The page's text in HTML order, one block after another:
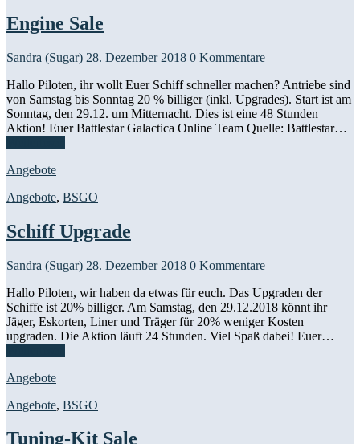
Engine Sale
Sandra (Sugar) 28. Dezember 2018 0 Kommentare
Hallo Piloten, ihr wollt Euer Schiff schneller machen? Antriebe sind
von Samstag bis Sonntag 20 % billiger (inkl. Upgrades). Start ist am
Sonntag, den 29.12. um Mitternacht. Dies ist eine 48 Stunden
Aktion! Euer Battlestar Galactica Online Team​ Quelle: Battlestar…
Angebote
Angebote, BSGO
Schiff Upgrade
Sandra (Sugar) 28. Dezember 2018 0 Kommentare
Hallo Piloten, wir haben da etwas für euch. Das Upgraden der
Schiffe ist 20% billiger. Am Samstag, den 29.12.2018 könnt ihr
Jäger, Eskorten, Liner und Träger für 20% weniger Kosten
upgraden. Die Aktion läuft 24 Stunden. Viel Spaß dabei! Euer…
Angebote
Angebote, BSGO
Tuning-Kit Sale